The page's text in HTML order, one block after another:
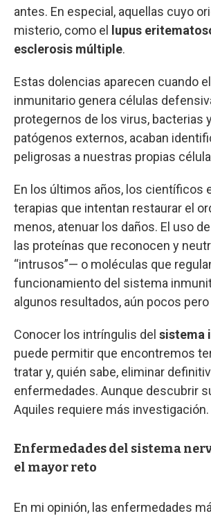
antes. En especial, aquellas cuyo
misterio, como el
lupus
esclerosis múltiple.
Estas dolencias aparecen cuando
inmunitario genera células
protegernos de los virus, bacterias
patógenos externos, acaban
peligrosas a nuestras propias
En los últimos años, los científicos
terapias que intentan restaurar el
menos, atenuar los daños. El uso
las proteínas que reconocen y
“intrusos”— o moléculas que
funcionamiento del sistema
algunos resultados, aún pocos
Conocer los intríngulis del sistema
puede permitir que encontremos
tratar y, quién sabe, eliminar
enfermedades. Aunque descubrir
Aquiles requiere más investigación.
Enfermedades del sistema
el mayor reto
En mi opinión, las enfermedades